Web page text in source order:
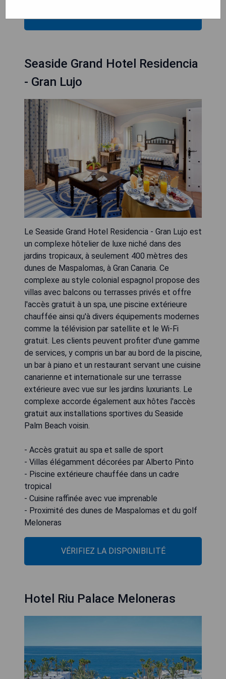
Seaside Grand Hotel Residencia
- Gran Lujo
Le Seaside Grand Hotel Residencia - Gran Lujo est
un complexe hôtelier de luxe niché dans des
jardins tropicaux, à seulement 400 mètres des
dunes de Maspalomas, à Gran Canaria. Ce
complexe au style colonial espagnol propose des
villas avec balcons ou terrasses privés et offre
l'accès gratuit à un spa, une piscine extérieure
chauffée ainsi qu'à divers équipements modernes
comme la télévision par satellite et le Wi-Fi
gratuit. Les clients peuvent profiter d'une gamme
de services, y compris un bar au bord de la piscine,
un bar à piano et un restaurant servant une cuisine
canarienne et internationale sur une terrasse
extérieure avec vue sur les jardins luxuriants. Le
complexe accorde également aux hôtes l'accès
gratuit aux installations sportives du Seaside
Palm Beach voisin.
- Accès gratuit au spa et salle de sport
- Villas élégamment décorées par Alberto Pinto
- Piscine extérieure chauffée dans un cadre
tropical
- Cuisine raffinée avec vue imprenable
- Proximité des dunes de Maspalomas et du golf
Meloneras
VÉRIFIEZ LA DISPONIBILITÉ
Hotel Riu Palace Meloneras